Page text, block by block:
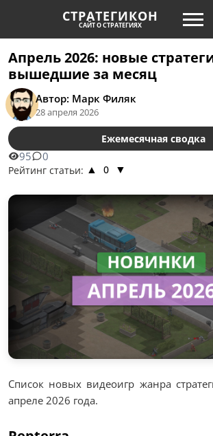
СТРАТЕГИКОН
САЙТ О СТРАТЕГИЯХ
Апрель 2026: новые
вышедшие за месяц
Автор: Марк Филяк
28 апреля 2026
Ежемесячная сводка
95 0
Рейтинг статьи: ▲ 0 ▼
Список новых видеоигр жанра
апреле 2026 года.